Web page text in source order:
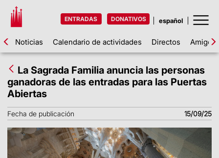
ENTRADAS DONATIVOS
Noticias Calendario de actividades Directos Amigos
La Sagrada Familia anuncia las personas
ganadoras de las entradas para las Puertas
Abiertas
Fecha de publicación 15/09/25